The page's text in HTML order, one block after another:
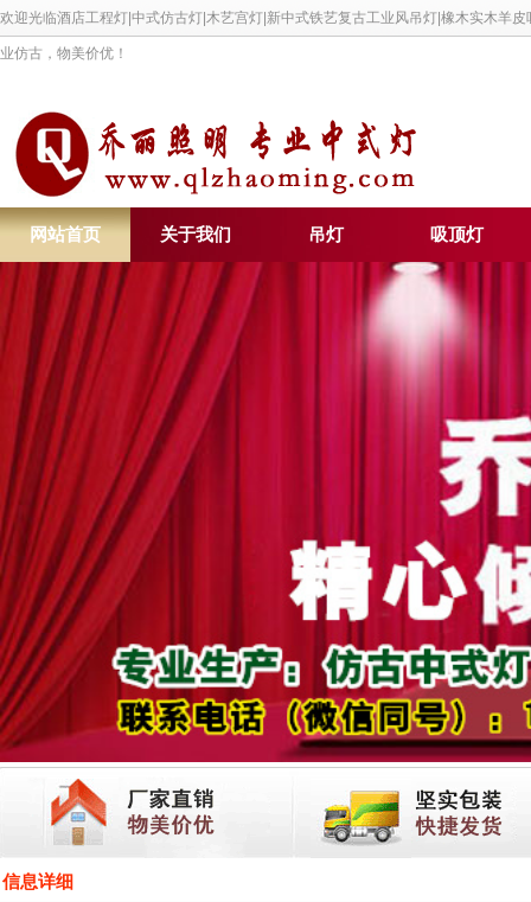
欢迎光临酒店工程灯|中式仿古灯|木艺宫灯|新中式铁艺复古工业风吊灯|橡木实木羊
业仿古，物美价优！
网站首页 关于我们 吊灯 吸顶灯
信息详细